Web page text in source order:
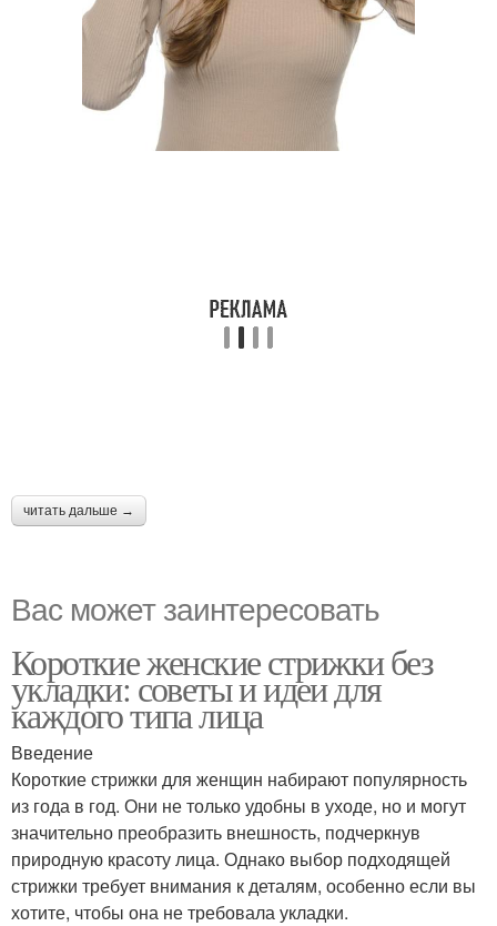
читать дальше →
Вас может заинтересовать
Короткие женские стрижки без
укладки: советы и идеи для
каждого типа лица
Введение
Короткие стрижки для женщин набирают популярность
из года в год. Они не только удобны в уходе, но и могут
значительно преобразить внешность, подчеркнув
природную красоту лица. Однако выбор подходящей
стрижки требует внимания к деталям, особенно если вы
хотите, чтобы она не требовала укладки.